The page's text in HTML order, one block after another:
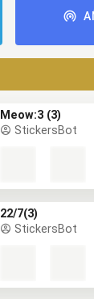
Meow:3 (3)
StickersBot
22/7(3)
StickersBot